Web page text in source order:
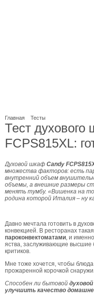
Главная Тесты
Тест
FCPS815XL:
Духовой шкаф Candy
множества факторов: есть
внутренний объем
объемы, а внешние размеры
менять тумбу. «Вишенка на
родина которой Италия – ну
Давно мечтала готовить в
конвекцией. В ресторанах
пароконвектоматами, и
яства, заслуживающие высшие
критиков.
Мне тоже хочется, чтобы
прожаренной корочкой
Способен ли бытовой
улучшить качество